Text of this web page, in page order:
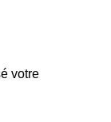
votre